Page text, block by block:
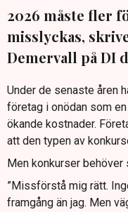
2026 måste fler
misslyckas,
Demervall på DI
Under de senaste åren
företag i onödan som
ökande kostnader.
att den typen av
Men konkurser behöver
”Missförstå mig rätt.
framgång än jag. Men